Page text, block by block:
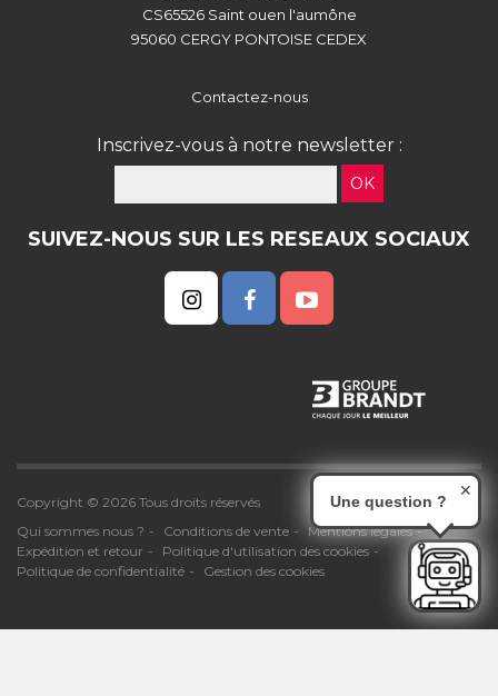
CS65526 Saint ouen l'aumône
95060 CERGY PONTOISE CEDEX
Contactez-nous
Inscrivez-vous à notre newsletter :
OK
SUIVEZ-NOUS SUR LES RESEAUX SOCIAUX
Copyright © 2026 Tous droits réservés
Qui sommes nous ?
Conditions de vente
Mentions légales
Expédition et retour
Politique d'utilisation des cookies
Politique de confidentialité
Gestion des cookies
Une question ?
✕